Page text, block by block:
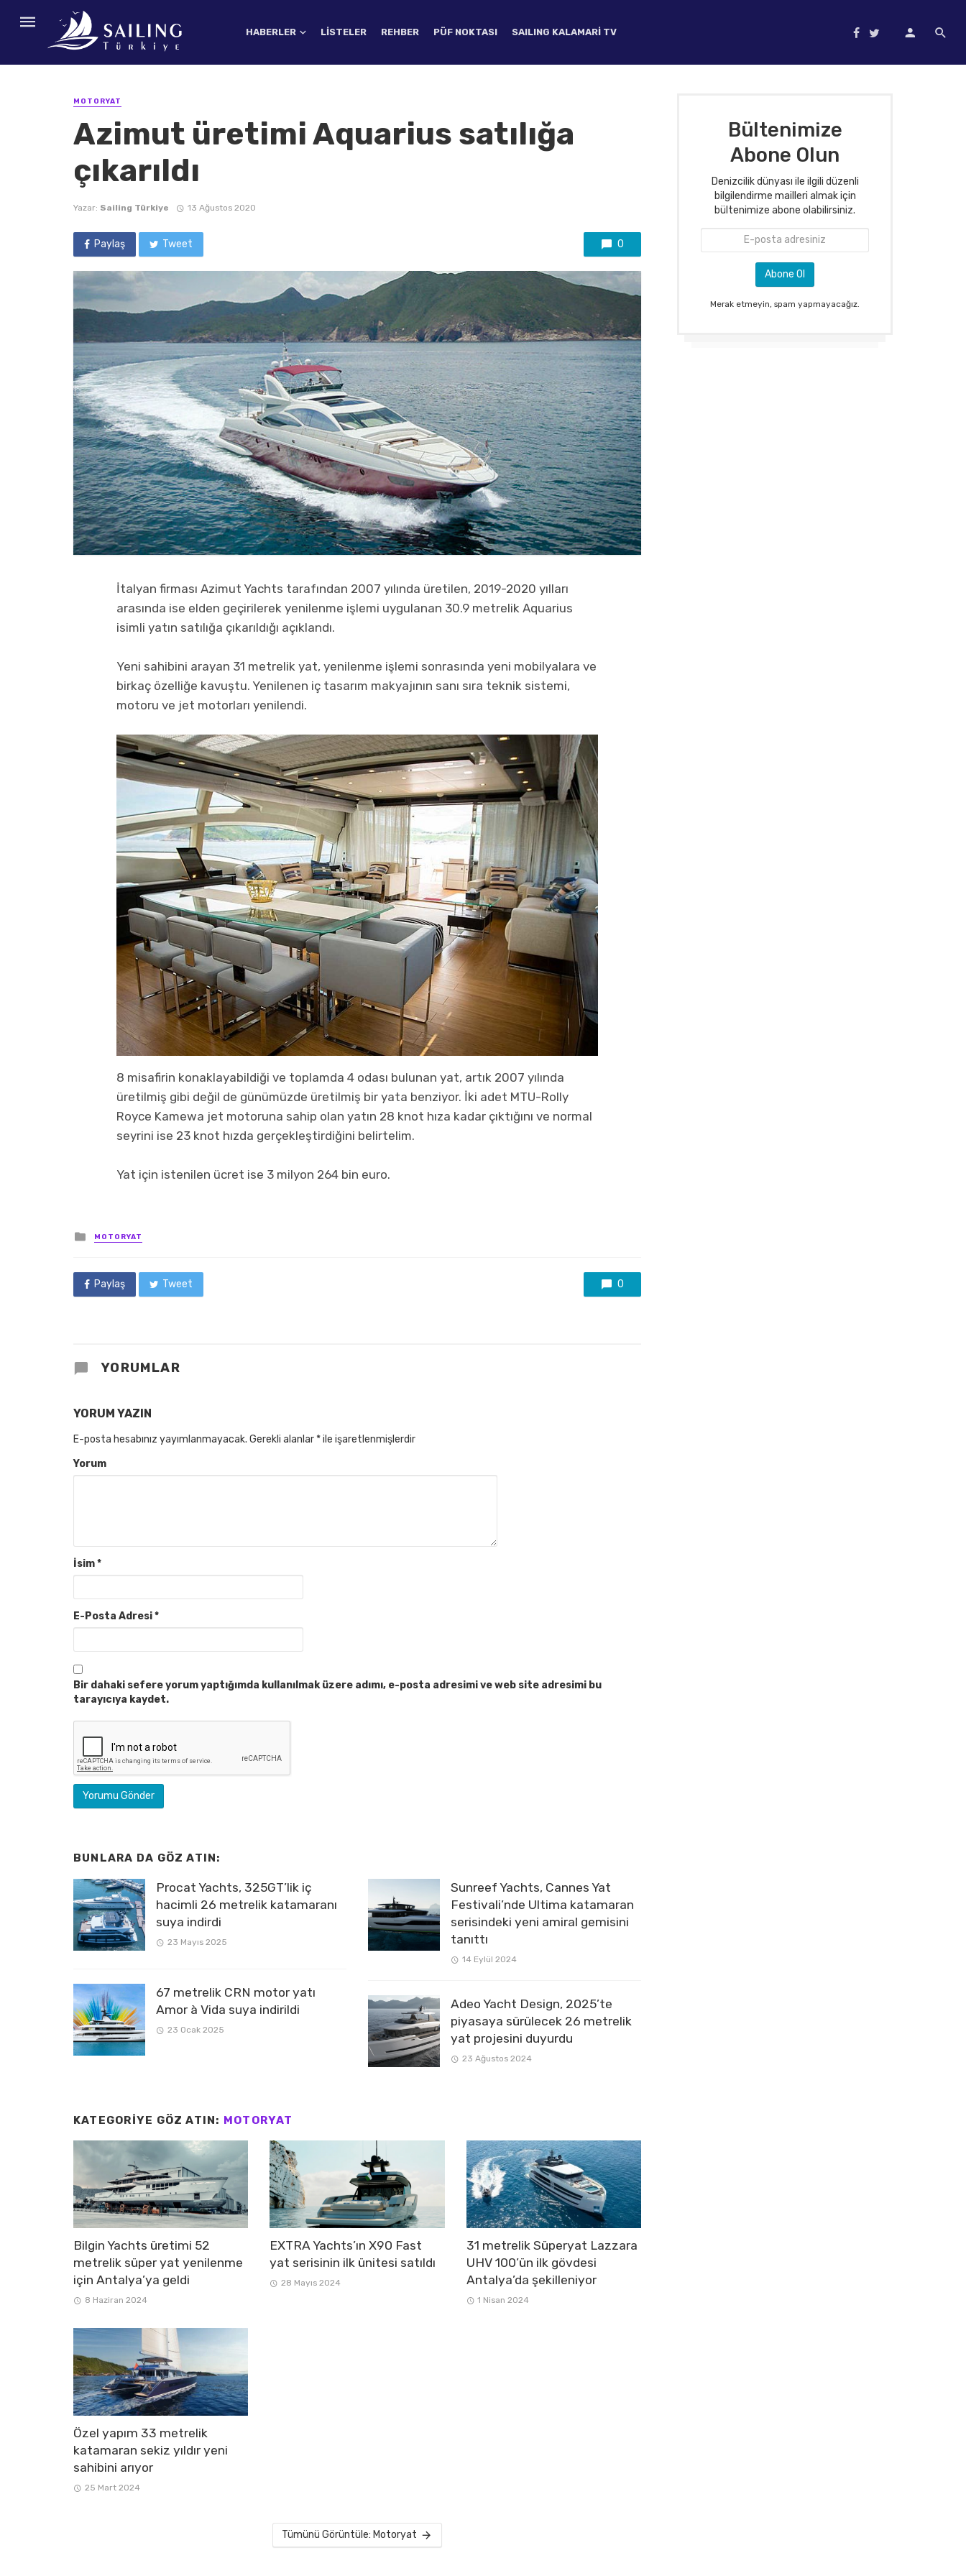
HABERLER LISTELER REHBER PÜF NOKTASI SAILING KALAMARI TV
MOTORYAT
Azimut üretimi Aquarius satılığa
çıkarıldı
Yazar: Sailing Türkiye 13 Ağustos 2020
Paylaş Tweet 0
İtalyan firması Azimut Yachts tarafından 2007 yılında üretilen, 2019-2020 yılları
arasında ise elden geçirilerek yenilenme işlemi uygulanan 30.9 metrelik Aquarius
isimli yatın satılığa çıkarıldığı açıklandı.
Yeni sahibini arayan 31 metrelik yat, yenilenme işlemi sonrasında yeni mobilyalara ve
birkaç özelliğe kavuştu. Yenilenen iç tasarım makyajının sanı sıra teknik sistemi,
motoru ve jet motorları yenilendi.
8 misafirin konaklayabildiği ve toplamda 4 odası bulunan yat, artık 2007 yılında
üretilmiş gibi değil de günümüzde üretilmiş bir yata benziyor. İki adet MTU-Rolly
Royce Kamewa jet motoruna sahip olan yatın 28 knot hıza kadar çıktığını ve normal
seyrini ise 23 knot hızda gerçekleştirdiğini belirtelim.
Yat için istenilen ücret ise 3 milyon 264 bin euro.
Posted
in
MOTORYAT
Paylaş Tweet 0
YORUMLAR
YORUM YAZIN
E-posta hesabınız yayımlanmayacak. Gerekli alanlar *ile işaretlenmişlerdir
Yorum
İsim*
E-Posta Adresi*
Bir dahaki sefere yorum yaptığımda kullanılmak üzere adımı, e-posta adresimi ve web site adresimi bu
tarayıcıya kaydet.
BUNLARA DA GÖZ ATIN:
Procat Yachts, 325GT’lik iç
hacimli 26 metrelik katamaranı
suya indirdi
23 Mayıs 2025
67 metrelik CRN motor yatı
Amor à Vida suya indirildi
23 Ocak 2025
Sunreef Yachts, Cannes Yat
Festivali’nde Ultima katamaran
serisindeki yeni amiral gemisini
tanıttı
14 Eylül 2024
Adeo Yacht Design, 2025’te
piyasaya sürülecek 26 metrelik
yat projesini duyurdu
23 Ağustos 2024
KATEGORIYE GÖZ ATIN: MOTORYAT
Bilgin Yachts üretimi 52
metrelik süper yat yenilenme
için Antalya’ya geldi
8 Haziran 2024
EXTRA Yachts’ın X90 Fast
yat serisinin ilk ünitesi satıldı
28 Mayıs 2024
31 metrelik Süperyat Lazzara
UHV 100’ün ilk gövdesi
Antalya’da şekilleniyor
1 Nisan 2024
Özel yapım 33 metrelik
katamaran sekiz yıldır yeni
sahibini arıyor
25 Mart 2024
Tümünü Görüntüle: Motoryat
Bültenimize
Abone Olun
Denizcilik dünyası ile ilgili düzenli
bilgilendirme mailleri almak için
bültenimize abone olabilirsiniz.
Merak etmeyin, spam yapmayacağız.